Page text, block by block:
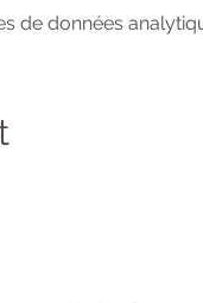
de données